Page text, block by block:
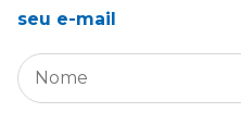
seu e-mail